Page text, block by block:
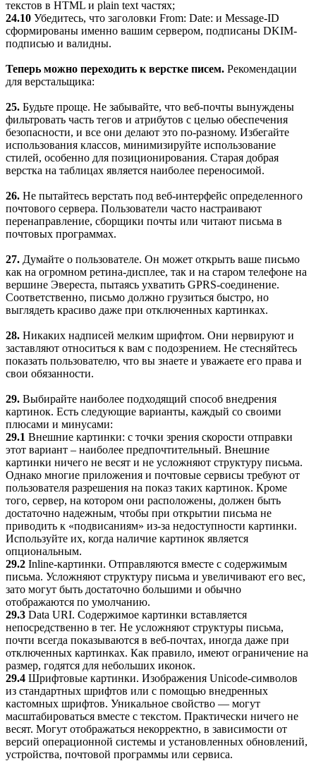
текстов в HTML и plain text частях;
24.10 Убедитесь, что заголовки From: Date: и Message-ID
сформированы именно вашим сервером, подписаны DKIM-
подписью и валидны.
Теперь можно переходить к верстке писем. Рекомендации
для верстальщика:
25. Будьте проще. Не забывайте, что веб-почты вынуждены
фильтровать часть тегов и атрибутов с целью обеспечения
безопасности, и все они делают это по-разному. Избегайте
использования классов, минимизируйте использование
стилей, особенно для позиционирования. Старая добрая
верстка на таблицах является наиболее переносимой.
26. Не пытайтесь верстать под веб-интерфейс определенного
почтового сервера. Пользователи часто настраивают
перенаправление, сборщики почты или читают письма в
почтовых программах.
27. Думайте о пользователе. Он может открыть ваше письмо
как на огромном ретина-дисплее, так и на старом телефоне на
вершине Эвереста, пытаясь ухватить GPRS-соединение.
Соответственно, письмо должно грузиться быстро, но
выглядеть красиво даже при отключенных картинках.
28. Никаких надписей мелким шрифтом. Они нервируют и
заставляют относиться к вам с подозрением. Не стесняйтесь
показать пользователю, что вы знаете и уважаете его права и
свои обязанности.
29. Выбирайте наиболее подходящий способ внедрения
картинок. Есть следующие варианты, каждый со своими
плюсами и минусами:
29.1 Внешние картинки: с точки зрения скорости отправки
этот вариант – наиболее предпочтительный. Внешние
картинки ничего не весят и не усложняют структуру письма.
Однако многие приложения и почтовые сервисы требуют от
пользователя разрешения на показ таких картинок. Кроме
того, сервер, на котором они расположены, должен быть
достаточно надежным, чтобы при открытии письма не
приводить к «подвисаниям» из-за недоступности картинки.
Используйте их, когда наличие картинок является
опциональным.
29.2 Inline-картинки. Отправляются вместе с содержимым
письма. Усложняют структуру письма и увеличивают его вес,
зато могут быть достаточно большими и обычно
отображаются по умолчанию.
29.3 Data URI. Содержимое картинки вставляется
непосредственно в тег. Не усложняют структуры письма,
почти всегда показываются в веб-почтах, иногда даже при
отключенных картинках. Как правило, имеют ограничение на
размер, годятся для небольших иконок.
29.4 Шрифтовые картинки. Изображения Unicode-символов
из стандартных шрифтов или с помощью внедренных
кастомных шрифтов. Уникальное свойство — могут
масштабироваться вместе с текстом. Практически ничего не
весят. Могут отображаться некорректно, в зависимости от
версий операционной системы и установленных обновлений,
устройства, почтовой программы или сервиса.